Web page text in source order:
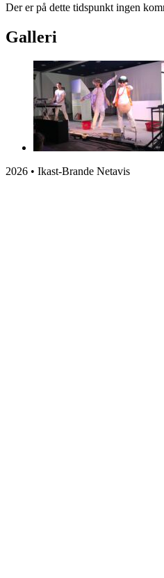
Der er på dette tidspunkt ingen
Galleri
2026 • Ikast-Brande Netavis